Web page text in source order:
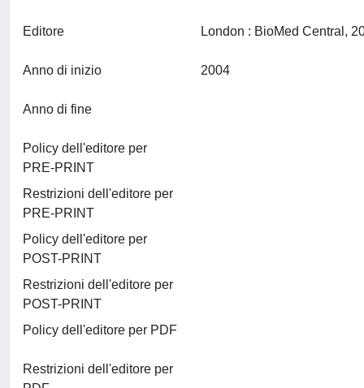
Editore
Anno di inizio
Anno di fine
Policy dell'editore per
PRE-PRINT
Restrizioni dell'editore per
PRE-PRINT
Policy dell'editore per
POST-PRINT
Restrizioni dell'editore per
POST-PRINT
Policy dell'editore per PDF
Restrizioni dell'editore per